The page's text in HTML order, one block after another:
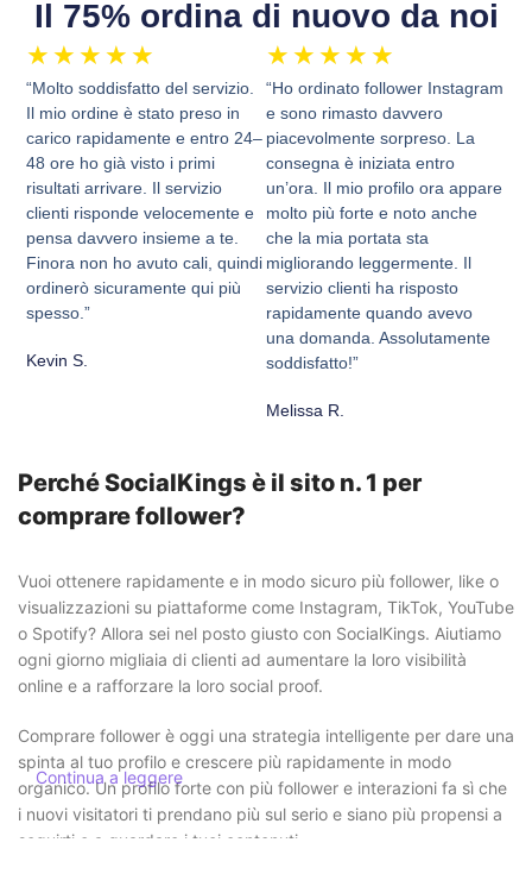
Il 75% ordina di nuovo da noi
★ ★ ★ ★ ★
“Molto soddisfatto del servizio.
Il mio ordine è stato preso in
carico rapidamente e entro 24–
48 ore ho già visto i primi
risultati arrivare. Il servizio
clienti risponde velocemente e
pensa davvero insieme a te.
Finora non ho avuto cali, quindi
ordinerò sicuramente qui più
spesso.”
Kevin S.
★ ★ ★ ★ ★
“Ho ordinato follower Instagram
e sono rimasto davvero
piacevolmente sorpreso. La
consegna è iniziata entro
un’ora. Il mio profilo ora appare
molto più forte e noto anche
che la mia portata sta
migliorando leggermente. Il
servizio clienti ha risposto
rapidamente quando avevo
una domanda. Assolutamente
soddisfatto!”
Melissa R.
Perché SocialKings è il sito n. 1 per
comprare follower?
Vuoi ottenere rapidamente e in modo sicuro più follower, like o
visualizzazioni su piattaforme come Instagram, TikTok, YouTube
o Spotify? Allora sei nel posto giusto con SocialKings. Aiutiamo
ogni giorno migliaia di clienti ad aumentare la loro visibilità
online e a rafforzare la loro social proof.
Comprare follower è oggi una strategia intelligente per dare una
spinta al tuo profilo e crescere più rapidamente in modo
organico. Un profilo forte con più follower e interazioni fa sì che
i nuovi visitatori ti prendano più sul serio e siano più propensi a
seguirti o a guardare i tuoi contenuti.
Continua a leggere